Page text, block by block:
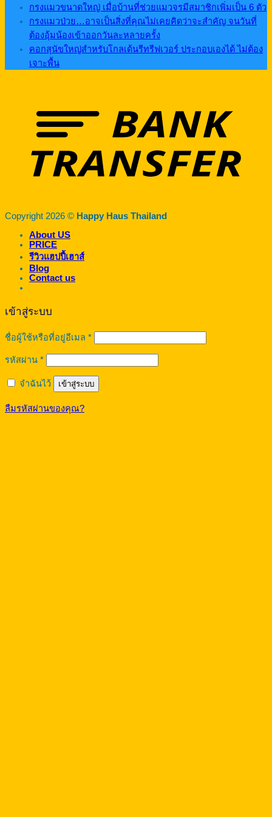
กรงแมวขนาดใหญ่ เมื่อบ้านที่ช่วยแมวจรมีสมาชิกเพิ่มเป็น 6 ตัว
กรงแมวป่วย…อาจเป็นสิ่งที่คุณไม่เคยคิดว่าจะสำคัญ จนวันที่
ต้องอุ้มน้องเข้าออกวันละหลายครั้ง
คอกสุนัขใหญ่สำหรับโกลเด้นรีทรีฟเวอร์ ประกอบเองได้ ไม่ต้อง
เจาะพื้น
Copyright 2026 © Happy Haus Thailand
About US
PRICE
รีวิวแฮปปี้เฮาส์
Blog
Contact us
เข้าสู่ระบบ
ชื่อผู้ใช้หรือที่อยู่อีเมล *ต้องการ
รหัสผ่าน *ต้องการ
จำฉันไว้ เข้าสู่ระบบ
ลืมรหัสผ่านของคุณ?